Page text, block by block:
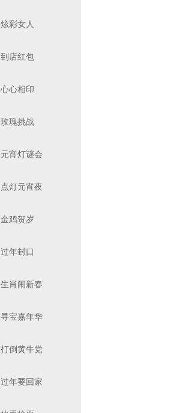
炫彩女人
到店红包
心心相印
玫瑰挑战
元宵灯谜会
点灯元宵夜
金鸡贺岁
过年封口
生肖闹新春
寻宝嘉年华
打倒黄牛党
过年要回家